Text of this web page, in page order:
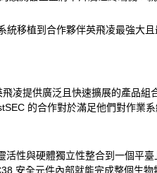
移植到合作夥伴英飛凌最強大
凌提供廣泛且快速擴展的產品
的合作對於滿足他們對作
性與硬體獨立性整合到一個
安全元件內部就能完成整個生物